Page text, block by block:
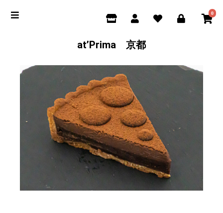
0
at’Prima 京都